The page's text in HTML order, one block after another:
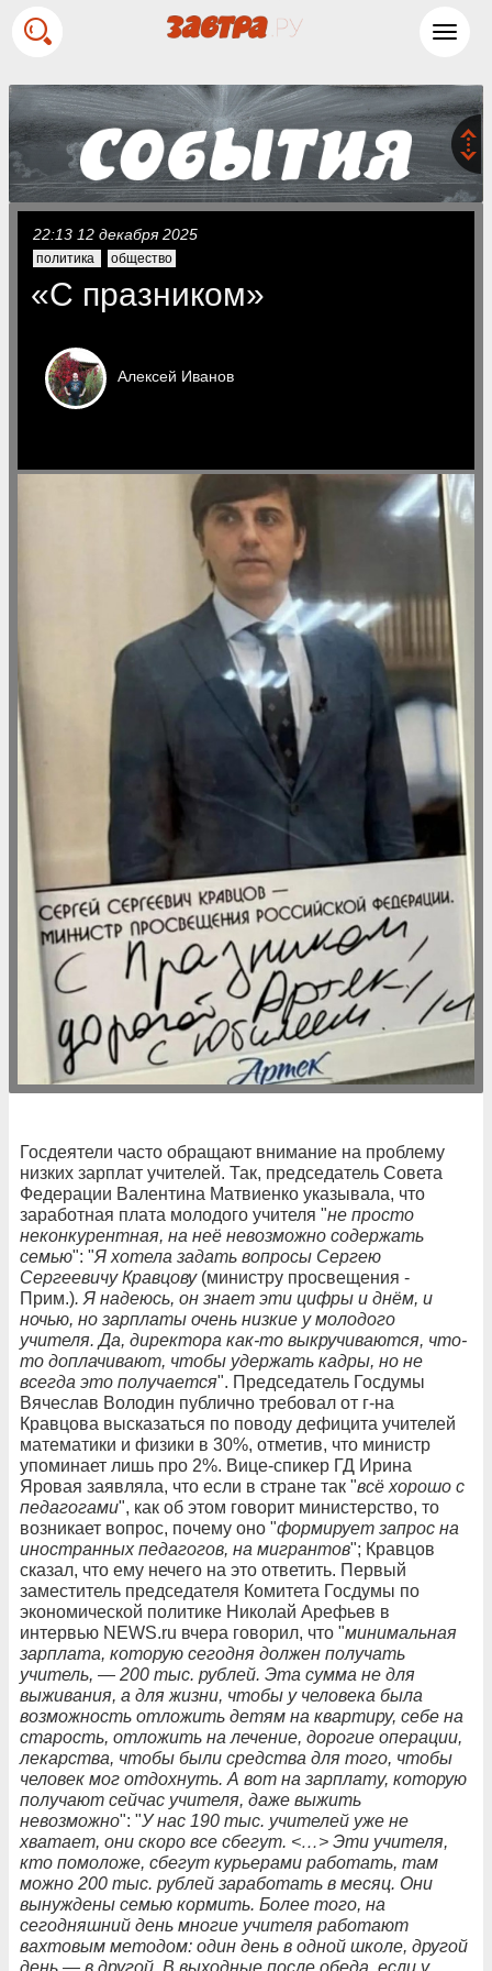
22:13 12 декабря 2025
политика общество
«С празником»
Алексей Иванов
Госдеятели часто обращают внимание на проблему
низких зарплат учителей. Так, председатель Совета
Федерации Валентина Матвиенко указывала, что
заработная плата молодого учителя "не просто
неконкурентная, на неё невозможно содержать
семью": "Я хотела задать вопросы Сергею
Сергеевичу Кравцову (министру просвещения -
Прим.). Я надеюсь, он знает эти цифры и днём, и
ночью, но зарплаты очень низкие у молодого
учителя. Да, директора как-то выкручиваются, что-
то доплачивают, чтобы удержать кадры, но не
всегда это получается". Председатель Госдумы
Вячеслав Володин публично требовал от г-на
Кравцова высказаться по поводу дефицита учителей
математики и физики в 30%, отметив, что министр
упоминает лишь про 2%. Вице-спикер ГД Ирина
Яровая заявляла, что если в стране так "всё хорошо с
педагогами", как об этом говорит министерство, то
возникает вопрос, почему оно "формирует запрос на
иностранных педагогов, на мигрантов"; Кравцов
сказал, что ему нечего на это ответить. Первый
заместитель председателя Комитета Госдумы по
экономической политике Николай Арефьев в
интервью NEWS.ru вчера говорил, что "минимальная
зарплата, которую сегодня должен получать
учитель, — 200 тыс. рублей. Эта сумма не для
выживания, а для жизни, чтобы у человека была
возможность отложить детям на квартиру, себе на
старость, отложить на лечение, дорогие операции,
лекарства, чтобы были средства для того, чтобы
человек мог отдохнуть. А вот на зарплату, которую
получают сейчас учителя, даже выжить
невозможно": "У нас 190 тыс. учителей уже не
хватает, они скоро все сбегут. <…> Эти учителя,
кто помоложе, сбегут курьерами работать, там
можно 200 тыс. рублей заработать в месяц. Они
вынуждены семью кормить. Более того, на
сегодняшний день многие учителя работают
вахтовым методом: один день в одной школе, другой
день — в другой. В выходные после обеда, если у